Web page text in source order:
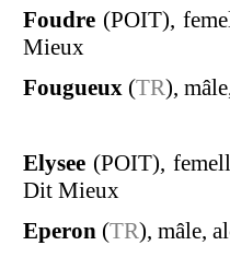
Foudre (POIT),
Mieux
Fougueux (TR),
Elysee (POIT),
Dit Mieux
Eperon (TR), mâle,